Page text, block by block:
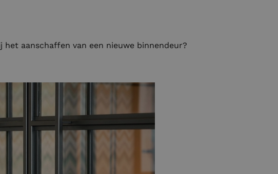
aanschaffen van een nieuwe binnendeur?